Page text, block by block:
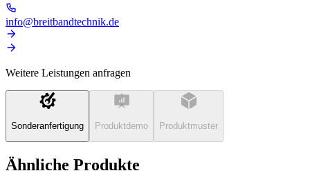
info@breitbandtechnik.de
Weitere Leistungen anfragen
Sonderanfertigung Produktdemo Produktmuster
Ähnliche Produkte